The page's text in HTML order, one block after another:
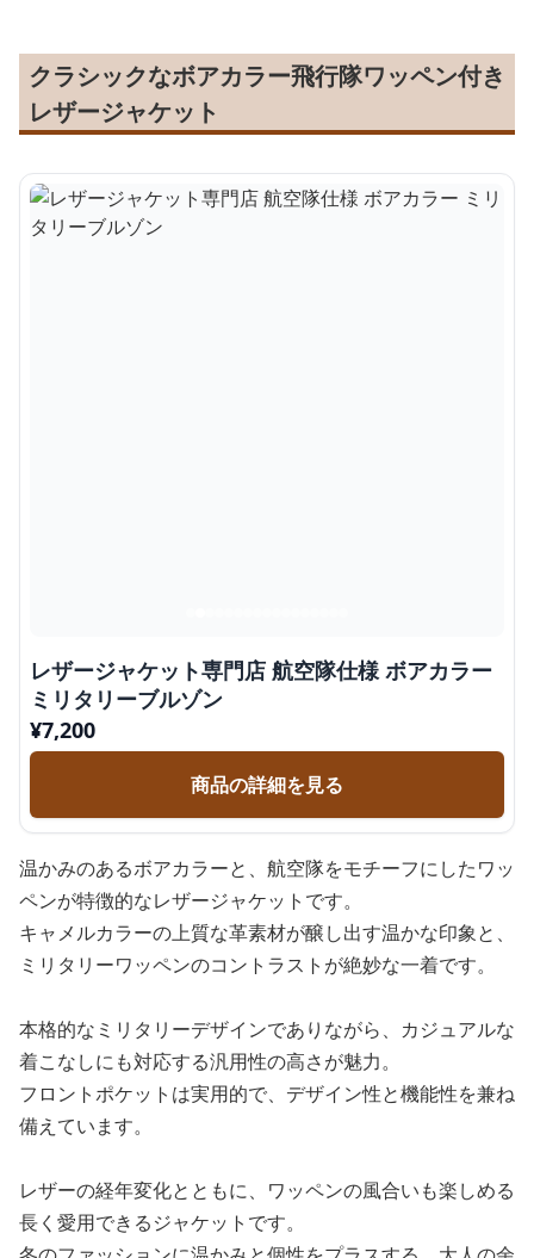
クラシックなボアカラー飛行隊ワッペン付き
レザージャケット
レザージャケット専門店 航空隊仕様 ボアカラー
ミリタリーブルゾン
¥7,200
商品の詳細を見る
温かみのあるボアカラーと、航空隊をモチーフにしたワッ
ペンが特徴的なレザージャケットです。
キャメルカラーの上質な革素材が醸し出す温かな印象と、
ミリタリーワッペンのコントラストが絶妙な一着です。
本格的なミリタリーデザインでありながら、カジュアルな
着こなしにも対応する汎用性の高さが魅力。
フロントポケットは実用的で、デザイン性と機能性を兼ね
備えています。
レザーの経年変化とともに、ワッペンの風合いも楽しめる
長く愛用できるジャケットです。